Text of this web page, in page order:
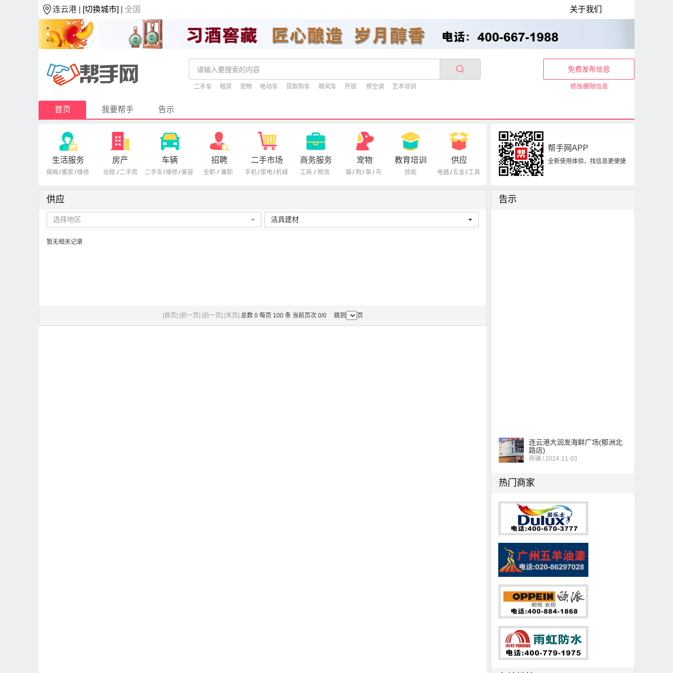
连云港 | [切换城市] |全国 关于我们
二手车 租房 宠物 电动车 贷款购车 顺风车 开锁 修空调 艺术培训
免费发布信息
修改/删除信息
首页 我要帮手 告示
生活服务
保姆/搬家 /维修
房产
出租 /二手房
车辆
二手车/维修/美容
招聘
全职 / 兼职
二手市场
手机/ 家电/机械
商务服务
工商 / 物流
宠物
猫/ 狗 / 鱼 / 鸟
教育培训
技能
供应
电器/五金/工具
帮手网APP
全新使用体验，找信息更便捷
供应
选择地区 洁具建材
暂无相关记录
[首页] [前一页] [后一页] [末页] 总数 0 每页 100 条 当前页次 0/0 跳到 页
告示
连云港大润发海鲜广场(郁洲北
路店)
商铺 / 2024-11-03
热门商家